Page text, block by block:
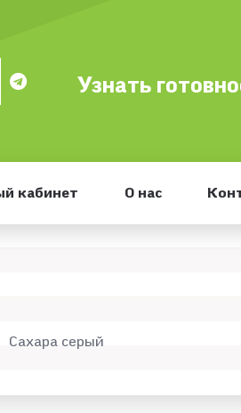
Узнать
кабинет О нас
Сахара серый